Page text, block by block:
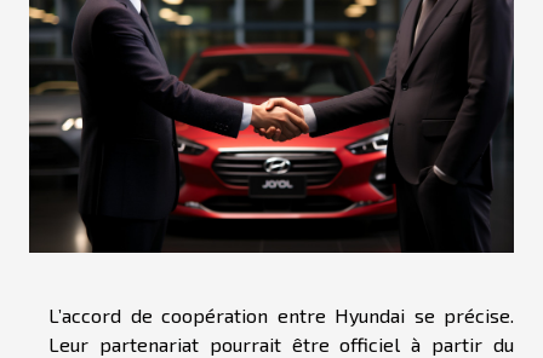
L’accord de coopération entre Hyundai se précise.
Leur partenariat pourrait être officiel à partir du